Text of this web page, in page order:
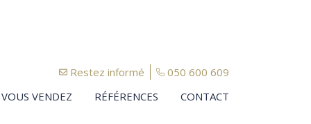
Restez informé
050 600 609
VOUS VENDEZ
RÉFÉRENCES CONTACT